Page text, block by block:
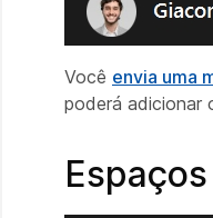
Você envia uma
poderá adicionar
Espaços